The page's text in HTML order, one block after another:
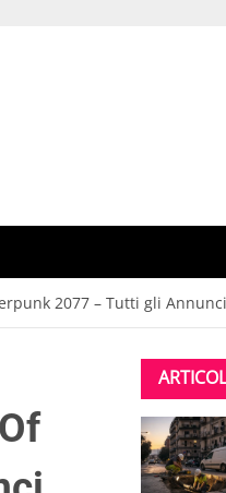
2077 – Tutti gli Annunci